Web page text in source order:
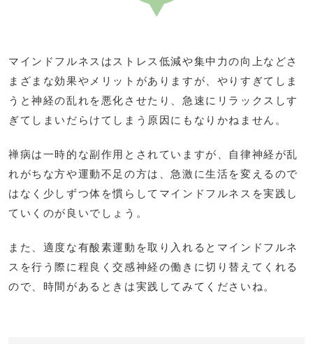
マインドフルネスはストレス低減や集中力の向上などさ
まざまな効果やメリットがありますが、やりすぎてしま
うと神経の乱れを悪化させたり、急速にリラックスしす
ぎてしまいだらけてしまう原因にもなりかねません。
禅病は一時的な副作用とされていますが、自律神経が乱
れがちな方や運動不足の方は、急激に生活を変えるので
はなく少しずつ体を慣らしてマインドフルネスを実践し
ていくのが良いでしょう。
また、適度な有酸素運動を取り入れるとマインドフルネ
スを行う際に程良く交感神経の働きに切り替えてくれる
ので、時間があるときは実践してみてくださいね。